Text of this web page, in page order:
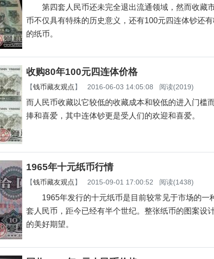
第四套人民币还未完全退出流通领域，然而收藏
币不仅具有特殊的历史意义，还有100元四连体钞还
的纸币。
收购80年100元四连体价格
【钱币藏友观点】 2016-06-03 14:05:08 阅读(2019)
而人民币收藏以它较低的收藏成本和较低的进入门槛
捧和喜爱，其中连体钞更是受人们的欢迎和喜爱。
1965年十元纸币行情
【钱币藏友观点】 2015-09-01 17:00:52 阅读(1438)
1965年发行的十元纸币是目前较常见于市场的一
套人民币，距今已经有半个世纪。整张纸币的图案设
的美好期望。